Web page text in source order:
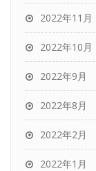
2022年11月
2022年10月
2022年9月
2022年8月
2022年2月
2022年1月